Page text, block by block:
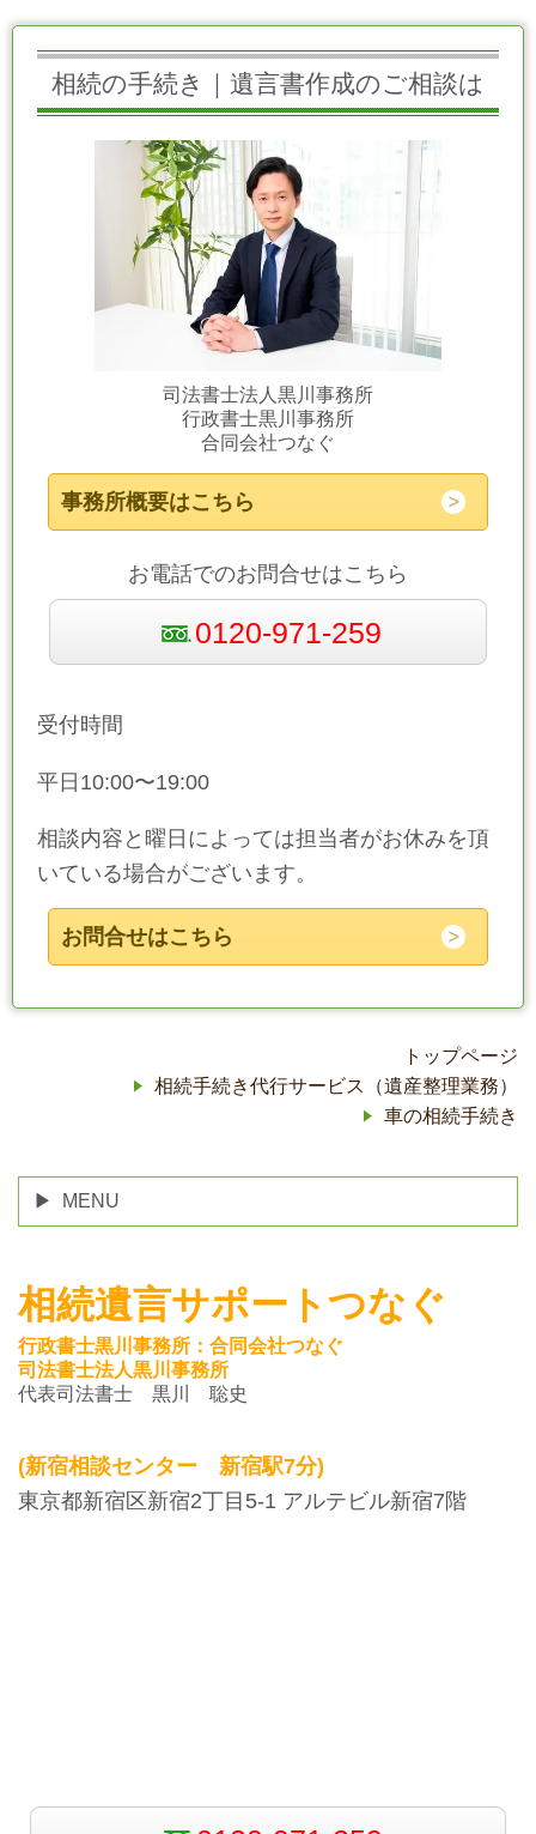
相続の手続き｜遺言書作成のご相談は
司法書士法人黒川事務所
行政書士黒川事務所
合同会社つなぐ
事務所概要はこちら
お電話でのお問合せはこちら
0120-971-259
受付時間
平日10:00〜19:00
相談内容と曜日によっては担当者がお休みを頂
いている場合がございます。
お問合せはこちら
トップページ
相続手続き代行サービス（遺産整理業務）
車の相続手続き
MENU
相続遺言サポートつなぐ
行政書士黒川事務所：合同会社つなぐ
司法書士法人黒川事務所
代表司法書士 黒川 聡史
(新宿相談センター 新宿駅7分)
東京都新宿区新宿2丁目5-1 アルテビル新宿7階